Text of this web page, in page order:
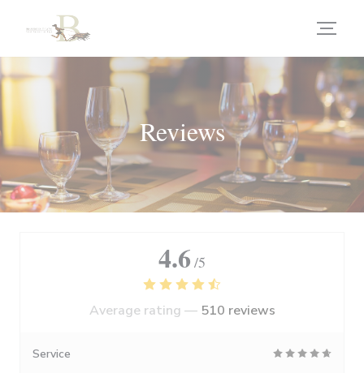
Reviews
4.6 /5
Average rating — 510 reviews
Service